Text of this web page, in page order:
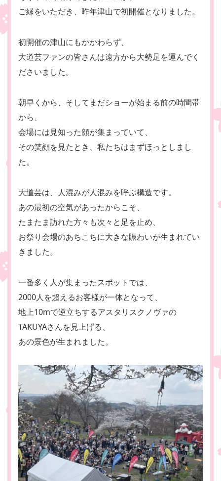
ご縁をいただき、昨年津山で初開催となりました。
初開催の津山にもかかわらず、
大道芸ファンの皆さんは遠方から大勢足を運んでく
ださいました。
朝早くから、そしてまだショーが始まる前の時間帯
から、
会場には見知った顔が集まっていて、
その笑顔を見たとき、私たちはまずほっとしまし
た。
大道芸は、人混みが人混みを呼ぶ構造です。
あの最初の空気があったからこそ、
たまたま訪れた方々も次々と足を止め、
お祭り会場のあちこちに大きな賑わいが生まれてい
きました。
一番多く人が集まったスポットでは、
2000人を超えるお客様が一体となって、
地上10mで逆立ちするアスタリスクノヴァの
TAKUYAさんを見上げる、
あの景色が生まれました。